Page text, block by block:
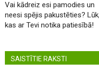
Vai kādreiz esi pamodies un
neesi spējis pakustēties? Lūk,
kas ar Tevi notika patiesībā!
SAISTĪTIE RAKSTI